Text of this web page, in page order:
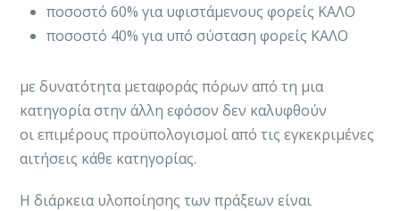
ποσοστό 60% για υφιστάμενους φορείς ΚΑΛΟ
ποσοστό 40% για υπό σύσταση φορείς ΚΑΛΟ
με δυνατότητα μεταφοράς πόρων από τη μια
κατηγορία στην άλλη εφόσον δεν καλυφθούν
οι επιμέρους προϋπολογισμοί από τις εγκεκριμένες
αιτήσεις κάθε κατηγορίας.
Η διάρκεια υλοποίησης των πράξεων είναι